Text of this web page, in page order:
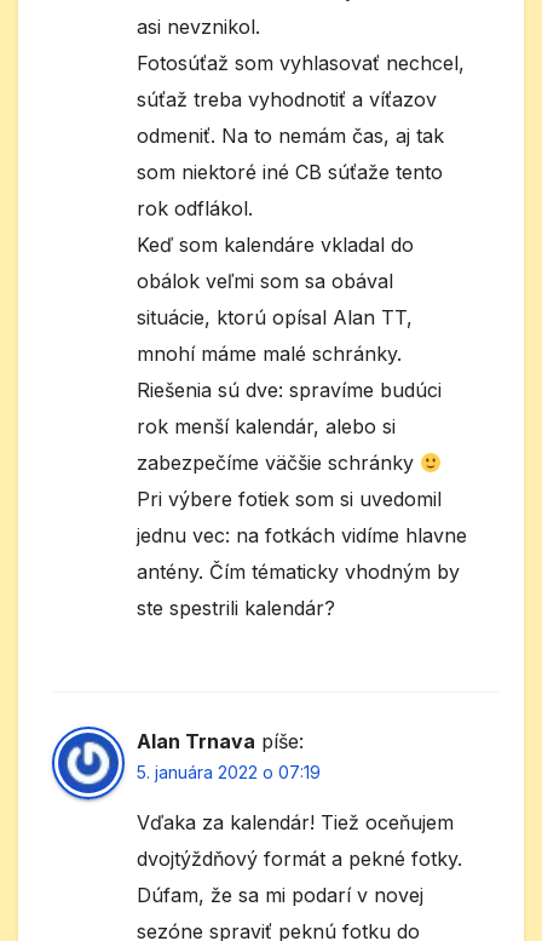
asi nevznikol.
Fotosúťaž som vyhlasovať nechcel,
súťaž treba vyhodnotiť a víťazov
odmeniť. Na to nemám čas, aj tak
som niektoré iné CB súťaže tento
rok odflákol.
Keď som kalendáre vkladal do
obálok veľmi som sa obával
situácie, ktorú opísal Alan TT,
mnohí máme malé schránky.
Riešenia sú dve: spravíme budúci
rok menší kalendár, alebo si
zabezpečíme väčšie schránky
Pri výbere fotiek som si uvedomil
jednu vec: na fotkách vidíme hlavne
antény. Čím tématicky vhodným by
ste spestrili kalendár?
Alan Trnava píše:
5. januára 2022 o 07:19
Vďaka za kalendár! Tiež oceňujem
dvojtýždňový formát a pekné fotky.
Dúfam, že sa mi podarí v novej
sezóne spraviť peknú fotku do